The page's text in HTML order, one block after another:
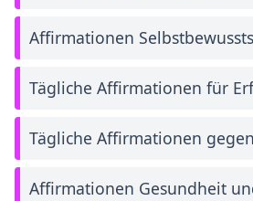
Affirmationen
Tägliche Affirmationen für
Tägliche Affirmationen
Affirmationen Gesundheit